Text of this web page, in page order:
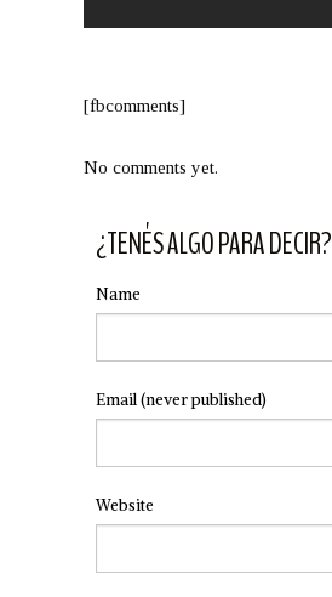
[fbcomments]
No comments yet.
¿TENÉS ALGO PARA DECIR?
Name
Email(never published)
Website